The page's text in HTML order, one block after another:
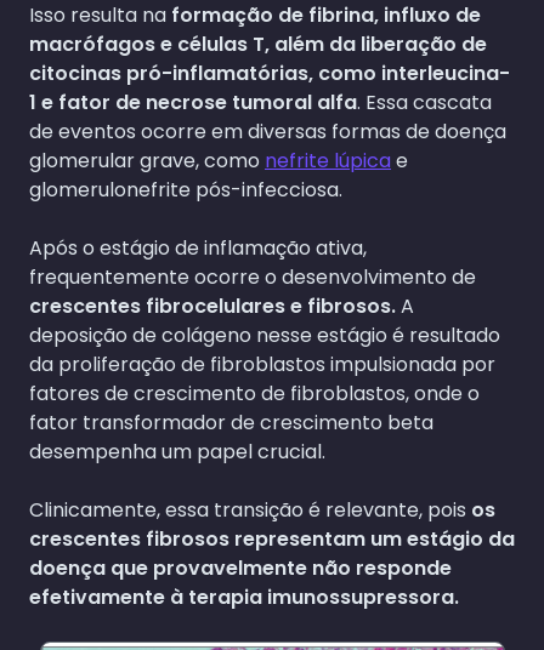
Isso resulta na formação de fibrina, influxo de
macrófagos e células T, além da liberação de
citocinas pró-inflamatórias, como interleucina-
1 e fator de necrose tumoral alfa. Essa cascata
de eventos ocorre em diversas formas de doença
glomerular grave, como nefrite lúpicae
glomerulonefrite pós-infecciosa.
Após o estágio de inflamação ativa,
frequentemente ocorre o desenvolvimento de
crescentes fibrocelulares e fibrosos.A
deposição de colágeno nesse estágio é resultado
da proliferação de fibroblastos impulsionada por
fatores de crescimento de fibroblastos, onde o
fator transformador de crescimento beta
desempenha um papel crucial.
Clinicamente, essa transição é relevante, pois os
crescentes fibrosos representam um estágio da
doença que provavelmente não responde
efetivamente à terapia imunossupressora.